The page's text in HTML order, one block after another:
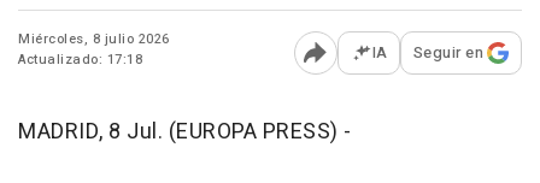
Miércoles, 8 julio 2026
Actualizado: 17:18
Abrir opciones para
IA Seguir en
MADRID, 8 Jul. (EUROPA PRESS) -